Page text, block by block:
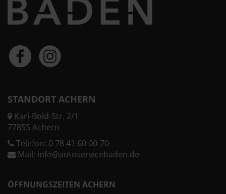
STANDORT ACHERN
Karl-Bold-Str. 2/1
77855 Achern
Telefon: 0 78 41 60 00-70
Mail: info@autoservicebaden.de
ÖFFNUNGSZEITEN ACHERN